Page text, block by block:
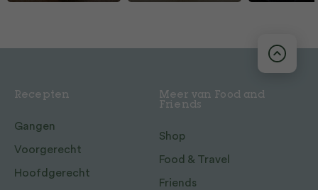
Recepten
Gangen
Voorgerecht
Hoofdgerecht
Meer van Food and
Friends
Shop
Food & Travel
Friends